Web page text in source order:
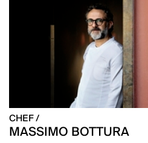
CHEF /
MASSIMO BOTTURA